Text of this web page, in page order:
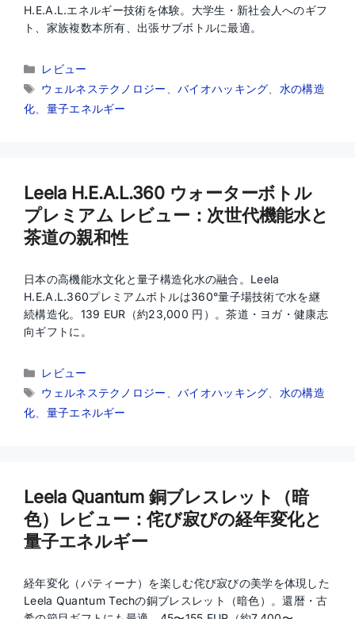
H.E.A.L.エネルギー技術を体験。大学生・新社会人へのギフ
ト、家族複数本所有、出張サブボトルに最適。
カ
テ
リ
レビュー
タ
グ
ウェルネステクノロジー 、バイオハッキング
水の構造
化
量子エネルギー
Leela H.E.A.L.360 ウォーターボトル
プレミアム レビュー：次世代機能水と
茶道の親和性
日本の高機能水文化と量子構造化水の融合。Leela
H.E.A.L.360プレミアムボトルは360°量子場技術で水を継
続構造化。139 EUR（約23,000 円）。茶道・ヨガ・健康志
向ギフトに。
カ
テ
リ
レビュー
タ
グ
ウェルネステクノロジー 、バイオハッキング
水の構造
化
量子エネルギー
Leela Quantum 銅ブレスレット（暗
色）レビュー：侘び寂びの経年変化と
量子エネルギー
経年変化（パティーナ）を楽しむ侘び寂びの美学を体現した
Leela Quantum Techの銅ブレスレット（暗色）。還暦・古